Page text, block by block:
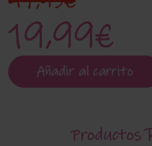
19,99€
Añadir al carrito
Productos